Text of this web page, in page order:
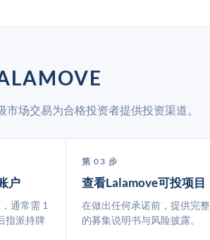
场交易为合格投资者提供投资渠道。
户
通常需 1
指派持牌
第 03 步
查看Lalamove可投项目
在做出任何承诺前，提供完整
的募集说明书与风险披露。